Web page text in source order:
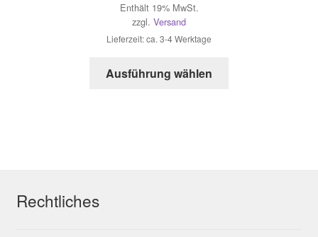
Enthält 19% MwSt.
zzgl. Versand
Lieferzeit: ca. 3-4 Werktage
Ausführung wählen
Rechtliches